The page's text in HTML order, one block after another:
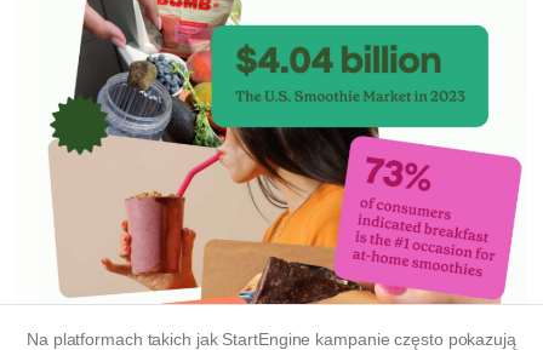
Na platformach takich jak StartEngine kampanie często pokazują